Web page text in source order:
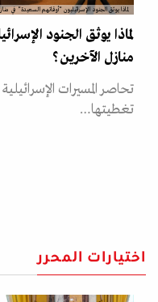
لماذا يوثق الجنود الإسرائيليون "أوقاتهم السعيدة" في
لماذا يوثق الجنود
منازل الآخرين؟
تحاصر المسيرات
تغطيتها…
اختيارات المحرر